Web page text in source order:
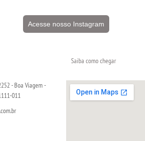
Acesse nosso Instagram
- Boa Viagem -
011
Saiba como chegar